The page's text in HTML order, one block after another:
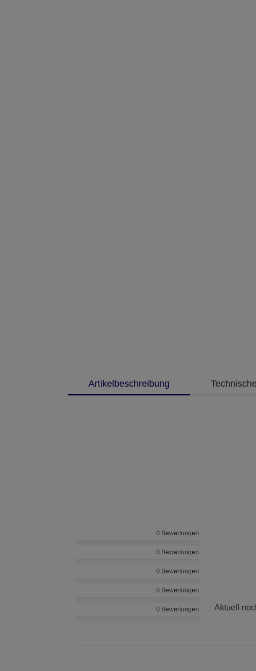
Artikelbeschreibung
0 Bewertungen
0 Bewertungen
0 Bewertungen
0 Bewertungen
0 Bewertungen Aktuell